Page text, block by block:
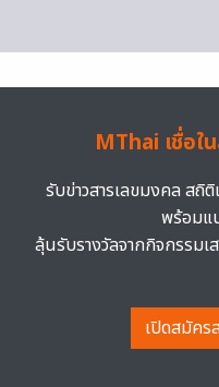
MThai เชื่อใ
รับข่าวสารเลขมงคล สถิ
พร้อมแ
ลุ้นรับรางวัลจากกิจกรรม
เปิดสมัคร